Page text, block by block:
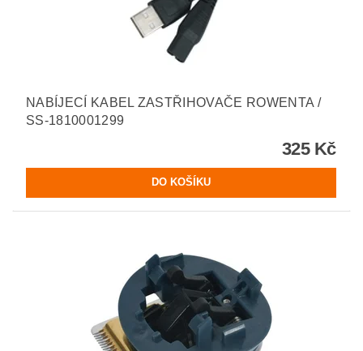
NABÍJECÍ KABEL ZASTŘIHOVAČE ROWENTA /
SS-1810001299
325 Kč